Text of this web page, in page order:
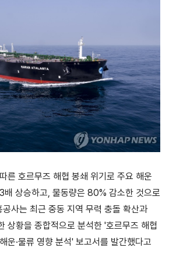
계
계
계
관세/
장벽
비관세장벽
FAQ
른 호르무즈 해협 봉쇄 위기로 주요 해운
배 상승하고, 물동량은 80% 감소한 것으로
사는 최근 중동 지역 무력 충돌 확산과
상황을 종합적으로 분석한 '호르무즈 해협
운·물류 영향 분석' 보고서를 발간했다고